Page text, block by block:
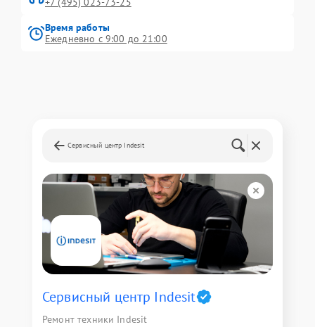
Время работы
Ежедневно с 9:00 до 21:00
Сервисный центр Indesit
Сервисный центр Indesit
Ремонт техники Indesit